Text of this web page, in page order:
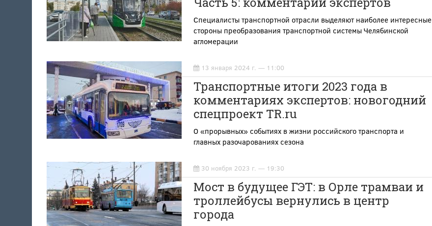
Специалисты транспортной отрасли выделяют наиболее интересные
стороны преобразования транспортной системы Челябинской
агломерации
13 января 2024 г. — 11:00
Транспортные итоги 2023 года в
комментариях экспертов: новогодний
спецпроект TR.ru
О «прорывных» событиях в жизни российского транспорта и
главных разочарованиях сезона
30 ноября 2023 г. — 19:30
Мост в будущее ГЭТ: в Орле трамваи и
троллейбусы вернулись в центр
города